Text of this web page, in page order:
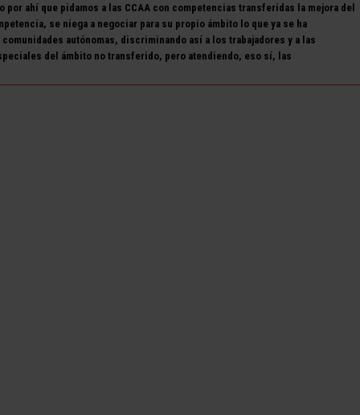
ahí que pidamos a las CCAA con competencias transferidas la mejora del
se niega a negociar para su propio ámbito lo que ya se ha
autónomas, discriminando así a los trabajadores y a las
del ámbito no transferido, pero atendiendo, eso sí, las